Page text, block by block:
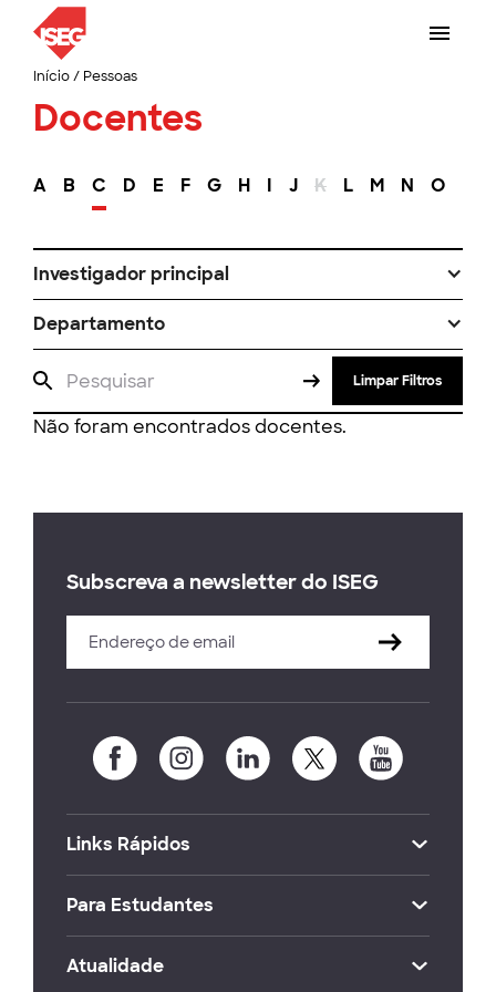
Início/ Pessoas
Docentes
A B C D E F G H I J K L M N O
Investigador principal
Departamento
Limpar Filtros
Não foram encontrados docentes.
Subscreva a newsletter do ISEG
Links Rápidos
Para Estudantes
Atualidade